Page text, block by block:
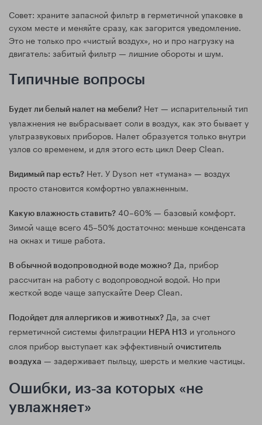
Совет: храните запасной фильтр в герметичной упаковке в
сухом месте и меняйте сразу, как загорится уведомление.
Это не только про «чистый воздух», но и про нагрузку на
двигатель: забитый фильтр — лишние обороты и шум.
Типичные вопросы
Будет ли белый налет на мебели? Нет — испарительный тип
увлажнения не выбрасывает соли в воздух, как это бывает у
ультразвуковых приборов. Налет образуется только внутри
узлов со временем, и для этого есть цикл Deep Clean.
Видимый пар есть? Нет. У Dyson нет «тумана» — воздух
просто становится комфортно увлажненным.
Какую влажность ставить? 40–60% — базовый комфорт.
Зимой чаще всего 45–50% достаточно: меньше конденсата
на окнах и тише работа.
В обычной водопроводной воде можно? Да, прибор
рассчитан на работу с водопроводной водой. Но при
жесткой воде чаще запускайте Deep Clean.
Подойдет для аллергиков и животных? Да, за счет
герметичной системы фильтрации HEPA H13 и угольного
слоя прибор выступает как эффективный очиститель
воздуха — задерживает пыльцу, шерсть и мелкие частицы.
Ошибки, из‑за которых «не
увлажняет»